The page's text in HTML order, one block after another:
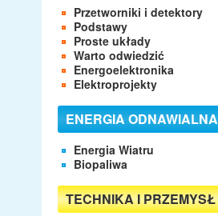
Przetworniki i detektory
Podstawy
Proste układy
Warto odwiedzić
Energoelektronika
Elektroprojekty
ENERGIA ODNAWIALNA
Energia Wiatru
Biopaliwa
TECHNIKA I PRZEMYSŁ